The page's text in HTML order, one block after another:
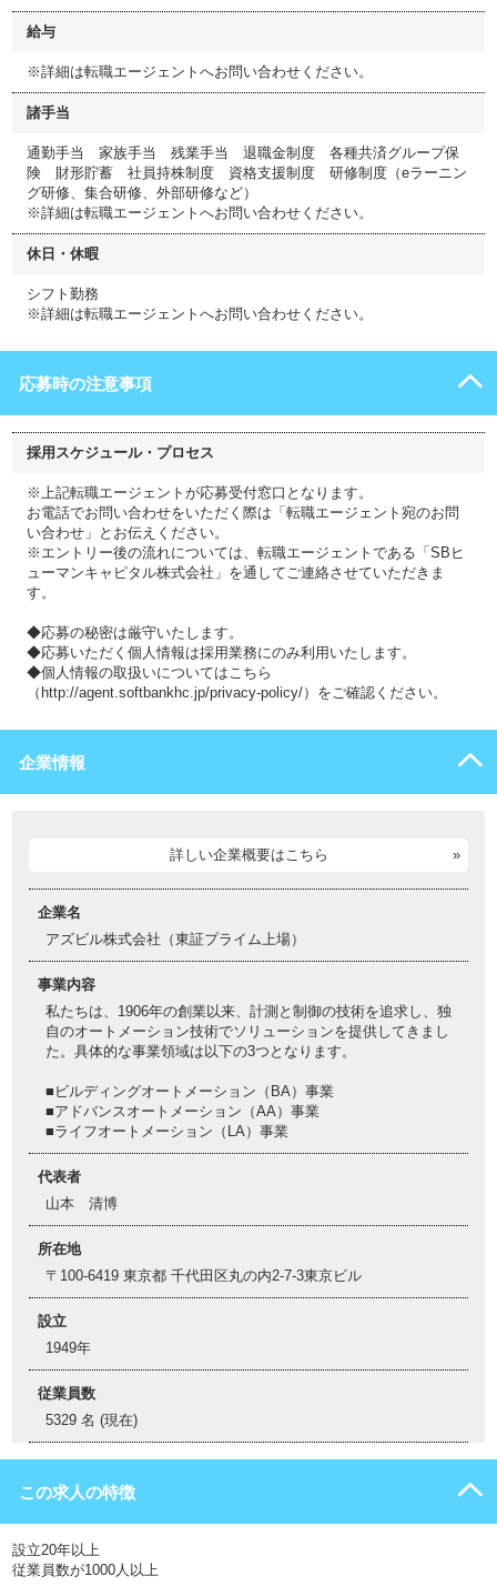
給与
※詳細は転職エージェントへお問い合わせください。
諸手当
通勤手当 家族手当 残業手当 退職金制度 各種共済グループ保
険 財形貯蓄 社員持株制度 資格支援制度 研修制度（eラーニン
グ研修、集合研修、外部研修など）
※詳細は転職エージェントへお問い合わせください。
休日・休暇
シフト勤務
※詳細は転職エージェントへお問い合わせください。
応募時の注意事項
採用スケジュール・プロセス
※上記転職エージェントが応募受付窓口となります。
お電話でお問い合わせをいただく際は「転職エージェント宛のお問
い合わせ」とお伝えください。
※エントリー後の流れについては、転職エージェントである「SBヒ
ューマンキャピタル株式会社」を通してご連絡させていただきま
す。
◆応募の秘密は厳守いたします。
◆応募いただく個人情報は採用業務にのみ利用いたします。
◆個人情報の取扱いについてはこちら
（http://agent.softbankhc.jp/privacy-policy/）をご確認ください。
企業情報
詳しい企業概要はこちら
企業名
アズビル株式会社（東証プライム上場）
事業内容
私たちは、1906年の創業以来、計測と制御の技術を追求し、独
自のオートメーション技術でソリューションを提供してきまし
た。具体的な事業領域は以下の3つとなります。
■ビルディングオートメーション（BA）事業
■アドバンスオートメーション（AA）事業
■ライフオートメーション（LA）事業
代表者
山本 清博
所在地
〒100-6419 東京都 千代田区丸の内2-7-3東京ビル
設立
1949年
従業員数
5329 名 (現在)
この求人の特徴
設立20年以上
従業員数が1000人以上